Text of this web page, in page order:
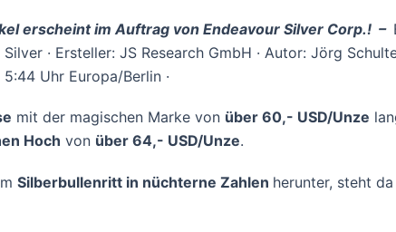
erscheint im Auftrag von Endeavour Silver Corp.! –
· Ersteller: JS Research GmbH · Autor: Jörg
Uhr Europa/Berlin ·
mit der magischen Marke von über 60,- USD/Unze
Hoch von über 64,- USD/Unze.
Silberbullenritt in nüchterne Zahlen herunter, steht da